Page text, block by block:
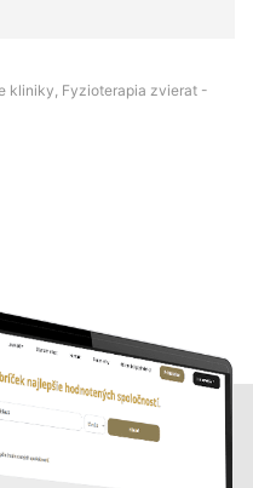
kliniky, Fyzioterapia zvierat -